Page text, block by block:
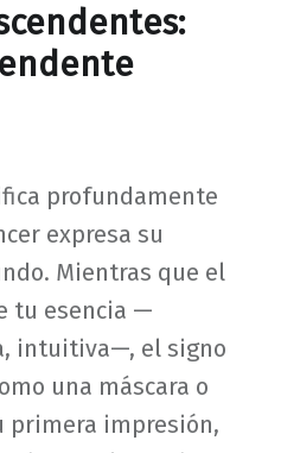
profundamente
expresa su
Mientras que el
tu esencia —
intuitiva—, el signo
una máscara o
impresión,